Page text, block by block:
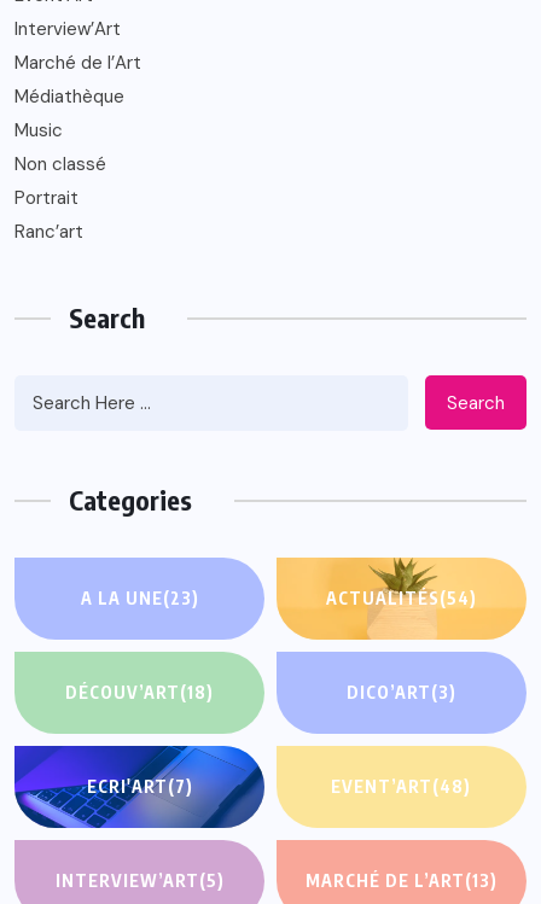
Interview’Art
Marché de l’Art
Médiathèque
Music
Non classé
Portrait
Ranc’art
Search
Search
Categories
A LA UNE(23) ACTUALITÉS(54)
DÉCOUV’ART(18) DICO’ART(3)
ECRI'ART(7) EVENT’ART(48)
INTERVIEW’ART(5) MARCHÉ DE L’ART(13)